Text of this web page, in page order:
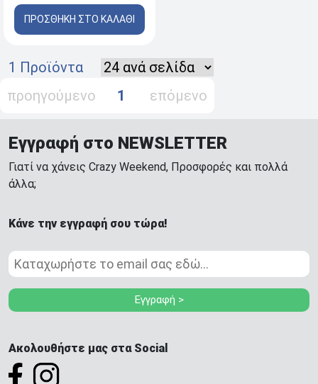
ΠΡΟΣΘΗΚΗ ΣΤΟ ΚΑΛΑΘΙ
1 Προϊόντα
προηγούμενο
1 επόμενο
Εγγραφή στο NEWSLETTER
Γιατί να χάνεις Crazy Weekend, Προσφορές και πολλά
άλλα;
Κάνε την εγγραφή σου τώρα!
Εγγραφή >
Ακολουθήστε μας στα Social